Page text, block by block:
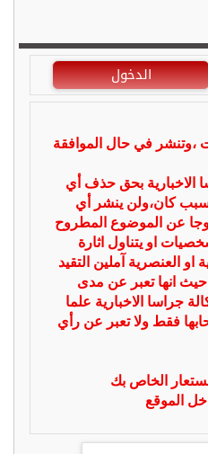
الدخول
،وتنشر في حال الموافقة
الاخبارية بحق حذف أي
كان،ولن ينشر أي
عن الموضوع المطروح
او يتناول اثارة
او العنصرية آملين التقيد
انها تعبر عن مدى
جراسا الاخبارية علما
فقط ولا تعبر عن رأي
الخاص بك
الموقع